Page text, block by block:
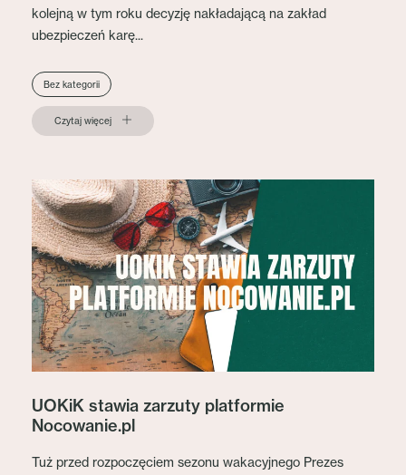
kolejną w tym roku decyzję nakładającą na zakład
ubezpieczeń karę...
Bez kategorii
Czytaj więcej
UOKiK stawia zarzuty platformie
Nocowanie.pl
Tuż przed rozpoczęciem sezonu wakacyjnego Prezes